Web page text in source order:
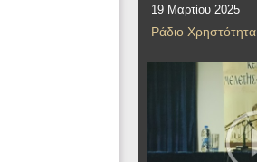
19 Μαρτίου 2025
Ράδιο Χρηστότητα